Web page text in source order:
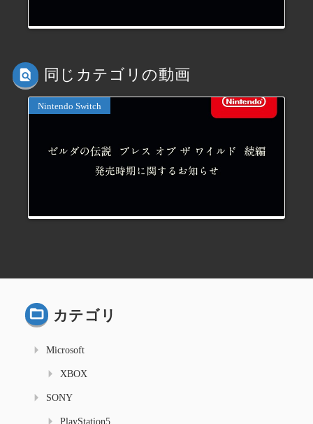
同じカテゴリの動画
Nintendo Switch
カテゴリ
Microsoft
XBOX
SONY
PlayStation5